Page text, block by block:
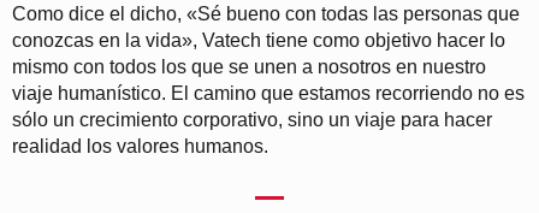
Como dice el dicho, «Sé bueno con todas las personas que
conozcas en la vida», Vatech tiene como objetivo hacer lo
mismo con todos los que se unen a nosotros en nuestro
viaje humanístico. El camino que estamos recorriendo no es
sólo un crecimiento corporativo, sino un viaje para hacer
realidad los valores humanos.